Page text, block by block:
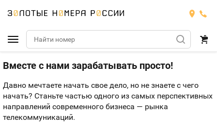
Подобрать номер
МТС
МТС
Билайн
Вместе с нами зарабатывать просто!
Давно мечтаете начать свое дело, но не знаете с чего
начать? Станьте частью одного из самых перспективных
направлений современного бизнеса — рынка
телекоммуникаций.